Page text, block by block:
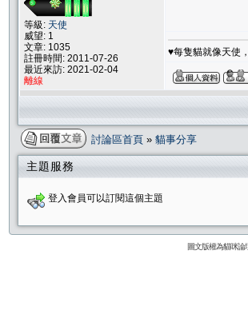
等級: 天使
威望: 1
文章: 1035
註冊時間: 2011-07-26
最近來訪: 2021-02-04
離線
♥每隻貓就像天使
討論區首頁 » 貓事分享
主題服務
登入會員可以訂閱這個主題
圖文版權為貓咪論